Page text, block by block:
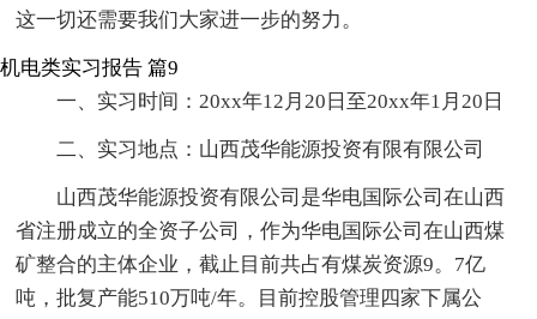
这一切还需要我们大家进一步的努力。
机电类实习报告 篇9
一、实习时间：20xx年12月20日至20xx年1月20日
二、实习地点：山西茂华能源投资有限有限公司
山西茂华能源投资有限公司是华电国际公司在山西
省注册成立的全资子公司，作为华电国际公司在山西煤
矿整合的主体企业，截止目前共占有煤炭资源9。7亿
吨，批复产能510万吨/年。目前控股管理四家下属公